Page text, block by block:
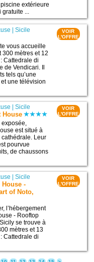
extérieure
gratuite ...
|Sicile
vous accueille
300 mètres et 12
Cattedrale di
de Vendicari. Il
tels qu’une
une télévision
VOIR
L'OFFRE
|Sicile
House
exposée,
est situé à
cathédrale. Leur
pourvue
de chaussons
VOIR
L'OFFRE
|Sicile
-
of Noto,
l’hébergement
- Rooftop
se trouve à
mètres et 13
Cattedrale di
VOIR
L'OFFRE